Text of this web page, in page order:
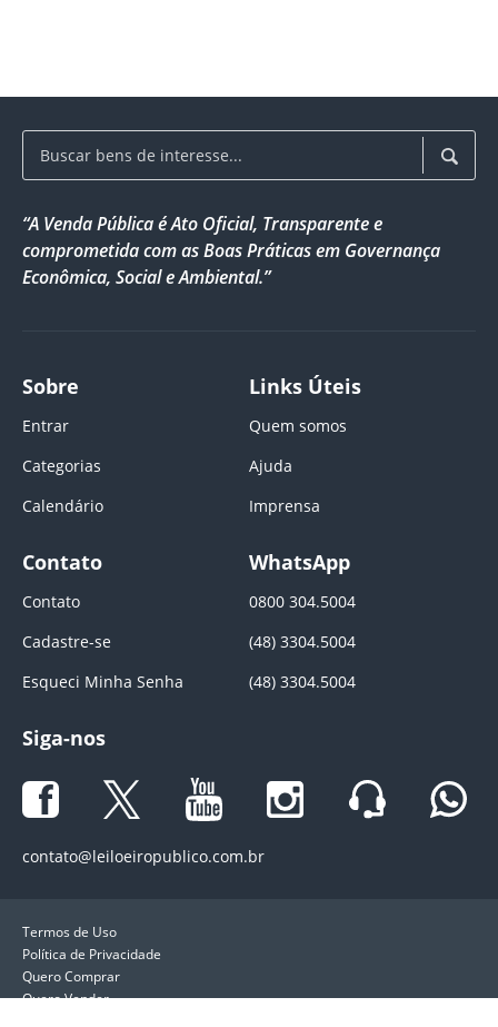
“A Venda Pública é Ato Oficial, Transparente e
comprometida com as Boas Práticas em Governança
Econômica, Social e Ambiental.”
Sobre
Entrar
Categorias
Calendário
Links Úteis
Quem somos
Ajuda
Imprensa
Contato
Contato
Cadastre-se
Esqueci Minha Senha
WhatsApp
0800 304.5004
(48) 3304.5004
(48) 3304.5004
Siga-nos
contato@leiloeiropublico.com.br
Termos de Uso
Política de Privacidade
Quero Comprar
Quero Vender